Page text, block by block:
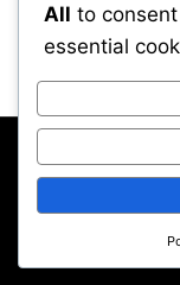
Uncategorized
All rights
Jelajahi
All to
essential